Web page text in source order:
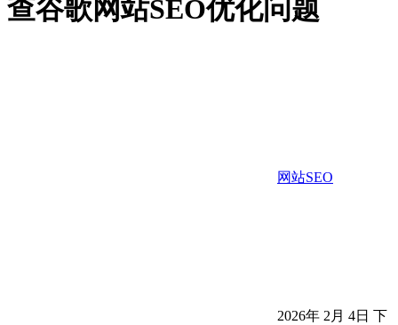
查谷歌网站SEO优化问题
网站SEO
2026年 2月 4日 下